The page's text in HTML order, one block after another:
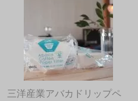
ておりました。 流行り病
熱も下がって回復してま
散策 コメントをどうぞ
三洋産業アバカドリップペ